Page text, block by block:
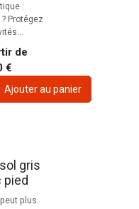
:
Protégez
de
€
Ajouter au panier
gris
pied
plus